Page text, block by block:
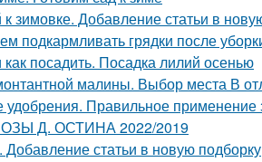
зимовке. Добавление статьи в
подкармливать грядки после
посадить. Посадка лилий осенью
малины. Выбор места В
удобрения. Правильное применение
Д. ОСТИНА 2022/2019
статьи в новую подборку